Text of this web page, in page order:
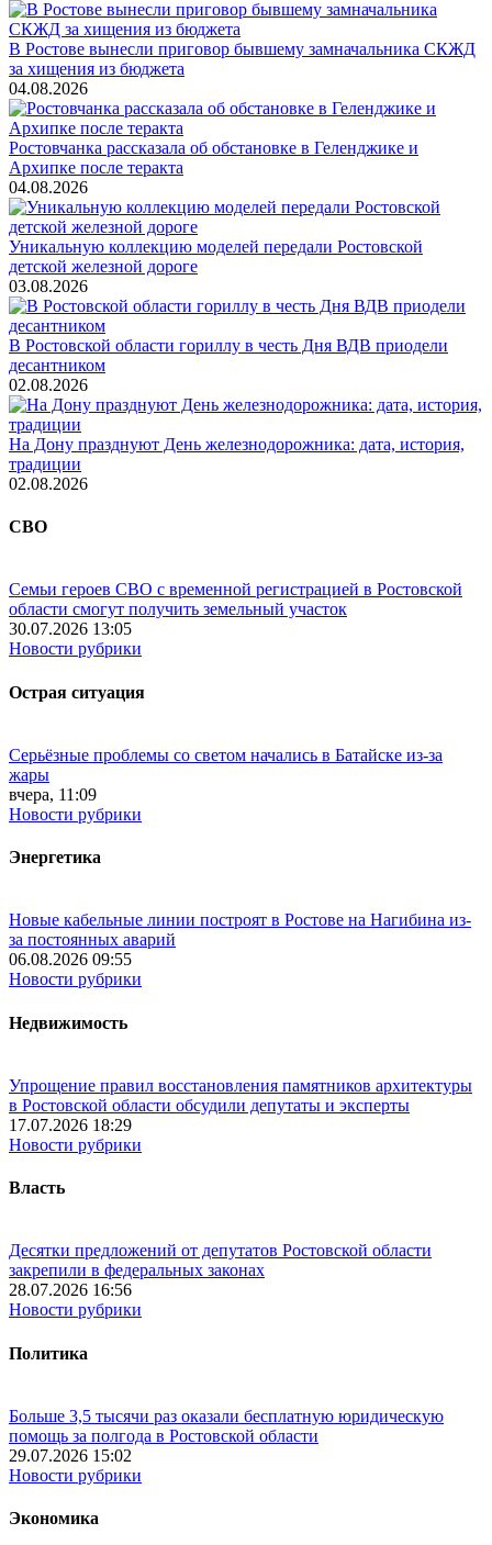
В Ростове вынесли приговор бывшему замначальника СКЖД
за хищения из бюджета
04.08.2026
Ростовчанка рассказала об обстановке в Геленджике и
Архипке после теракта
04.08.2026
Уникальную коллекцию моделей передали Ростовской
детской железной дороге
03.08.2026
В Ростовской области гориллу в честь Дня ВДВ приодели
десантником
02.08.2026
На Дону празднуют День железнодорожника: дата, история,
традиции
02.08.2026
СВО
Семьи героев СВО с временной регистрацией в Ростовской
области смогут получить земельный участок
30.07.2026 13:05
Новости рубрики
Острая ситуация
Серьёзные проблемы со светом начались в Батайске из-за
жары
вчера, 11:09
Новости рубрики
Энергетика
Новые кабельные линии построят в Ростове на Нагибина из-
за постоянных аварий
06.08.2026 09:55
Новости рубрики
Недвижимость
Упрощение правил восстановления памятников архитектуры
в Ростовской области обсудили депутаты и эксперты
17.07.2026 18:29
Новости рубрики
Власть
Десятки предложений от депутатов Ростовской области
закрепили в федеральных законах
28.07.2026 16:56
Новости рубрики
Политика
Больше 3,5 тысячи раз оказали бесплатную юридическую
помощь за полгода в Ростовской области
29.07.2026 15:02
Новости рубрики
Экономика